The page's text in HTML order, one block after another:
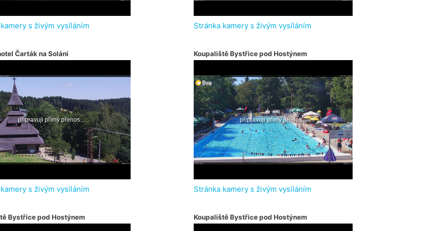
s živým vysíláním Stránka kamery s živým vysíláním
Čarták na Soláni
s živým vysíláním
Koupaliště Bystřice pod Hostýnem
Stránka kamery s živým vysíláním
Bystřice pod Hostýnem Koupaliště Bystřice pod Hostýnem